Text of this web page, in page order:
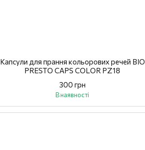
Капсули для прання кольорових речей BIO
PRESTO CAPS COLOR PZ18
300 грн
В наявності